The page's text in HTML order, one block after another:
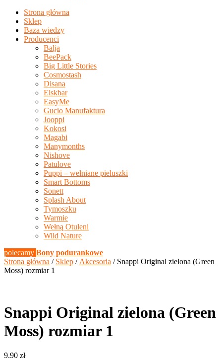
Strona główna
Sklep
Baza wiedzy
Producenci
Balja
BeePack
Big Little Stories
Cosmostash
Disana
Elskbar
EasyMe
Gucio Manufaktura
Jooppi
Kokosi
Magabi
Manymonths
Nishove
Patulove
Puppi – wełniane pieluszki
Smart Bottoms
Sonett
Splash About
Tymoszku
Warmie
Wełną Otuleni
Wild Nature
polecamy Bony podurankowe
Strona główna / Sklep / Akcesoria / Snappi Original zielona (Green
Moss) rozmiar 1
Snappi Original zielona (Green
Moss) rozmiar 1
9.90 zł